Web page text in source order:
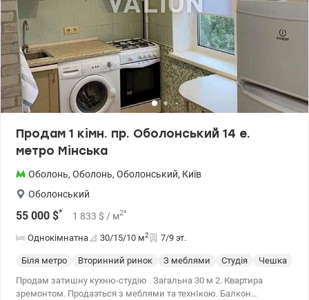
Продам 1 кімн. пр. Оболонський 14 е.
метро Мінська
Оболонь, Оболонь, Оболонський, Київ
Оболонський
55 000 $* 1 833 $ / м2*
Однокімнатна 30/15/10 м2 7/9 эт.
Біля метро Вторинний ринок З меблями Студія Чешка
Продам затишну кухню-студію . Загальна 30 м 2. Квартира
зремонтом. Продаэться з меблями та технІкою. Балкон